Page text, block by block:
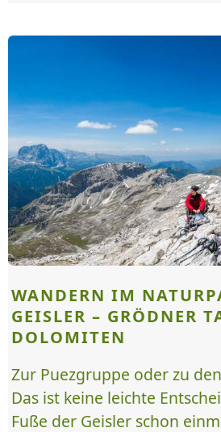
WANDERN IM
GEISLER – GRÖDNER
DOLOMITEN
Zur Puezgruppe oder zu
Das ist keine leichte
Fuße der Geisler schon